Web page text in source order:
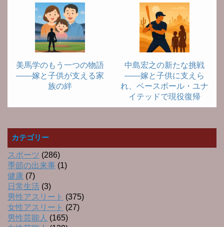
美馬学のもう一つの物語
――嫁と子供が支える家
族の絆
中島宏之の新たな挑戦
――嫁と子供に支えら
れ、ベースボール・ユナ
イテッドで現役復帰
カテゴリー
スポーツ (286)
季節の出来事 (1)
健康 (7)
日常生活 (3)
男性アスリート (375)
女性アスリート (27)
男性芸能人 (165)